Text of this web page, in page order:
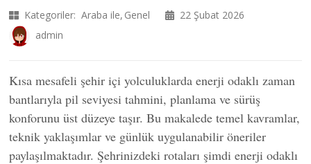
Kategoriler: Araba ile Genel
22 Şubat 2026
admin
Kısa mesafeli şehir içi yolculuklarda enerji odaklı zaman
bantlarıyla pil seviyesi tahmini, planlama ve sürüş
konforunu üst düzeye taşır. Bu makalede temel kavramlar,
teknik yaklaşımlar ve günlük uygulanabilir öneriler
paylaşılmaktadır. Şehrinizdeki rotaları şimdi enerji odaklı